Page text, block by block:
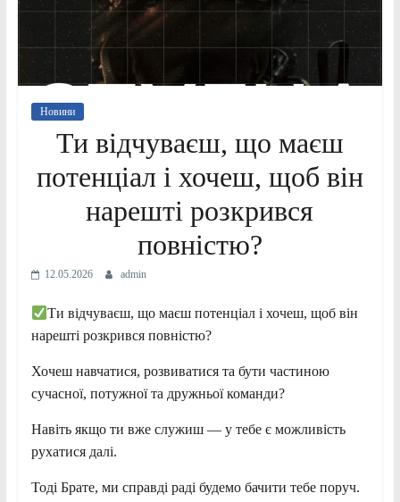
Новини
Ти відчуваєш, що маєш
потенціал і хочеш, щоб він
нарешті розкрився
повністю?
12.05.2026 admin
Ти відчуваєш, що маєш потенціал і хочеш, щоб він
нарешті розкрився повністю?
Хочеш навчатися, розвиватися та бути частиною
сучасної, потужної та дружньої команди?
Навіть якщо ти вже служиш — у тебе є можливість
рухатися далі.
Тоді Брате, ми справді раді будемо бачити тебе поруч.